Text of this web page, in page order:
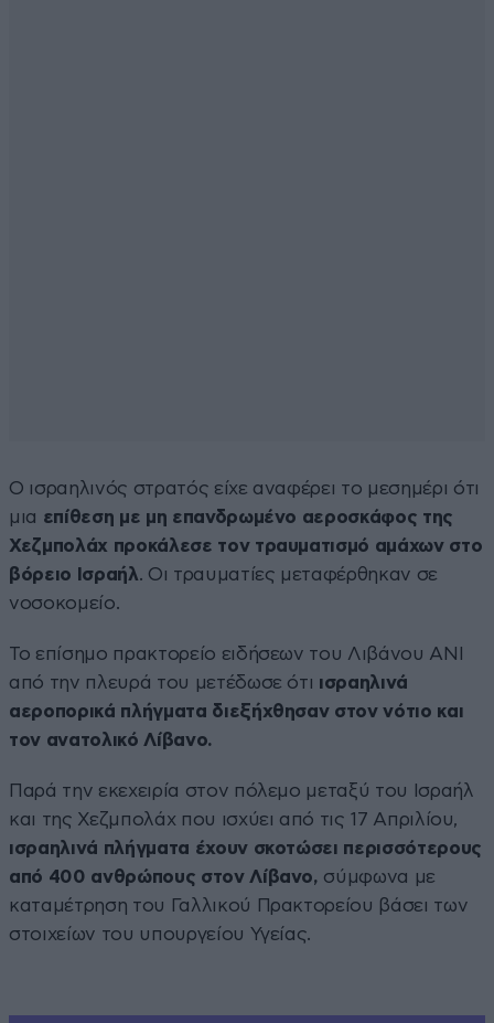
Ο ισραηλινός στρατός είχε αναφέρει το μεσημέρι ότι
μια επίθεση με μη επανδρωμένο αεροσκάφος της
Χεζμπολάχ προκάλεσε τον τραυματισμό αμάχων στο
βόρειο Ισραήλ. Οι τραυματίες μεταφέρθηκαν σε
νοσοκομείο.
Το επίσημο πρακτορείο ειδήσεων του Λιβάνου ANI
από την πλευρά του μετέδωσε ότι ισραηλινά
αεροπορικά πλήγματα διεξήχθησαν στον νότιο και
τον ανατολικό Λίβανο.
Παρά την εκεχειρία στον πόλεμο μεταξύ του Ισραήλ
και της Χεζμπολάχ που ισχύει από τις 17 Απριλίου,
ισραηλινά πλήγματα έχουν σκοτώσει περισσότερους
από 400 ανθρώπους στον Λίβανο, σύμφωνα με
καταμέτρηση του Γαλλικού Πρακτορείου βάσει των
στοιχείων του υπουργείου Υγείας.